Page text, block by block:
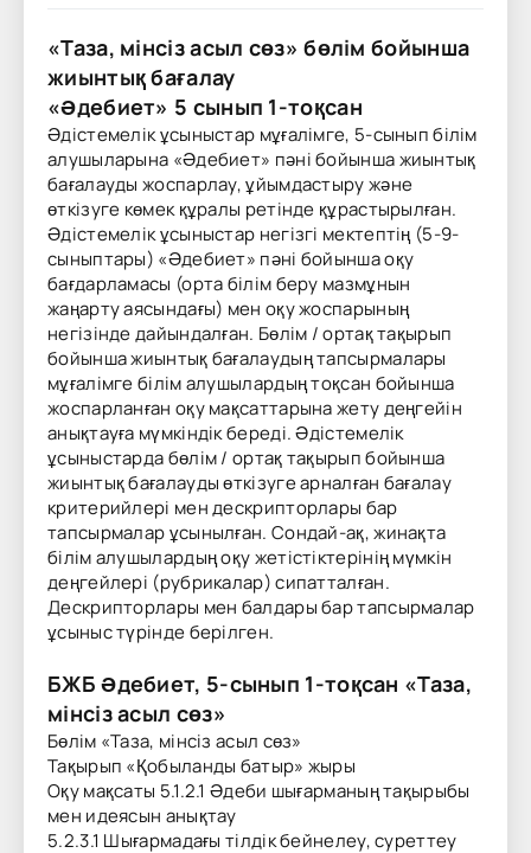
«Таза, мінсіз асыл сөз»бөлім бойынша
жиынтық бағалау
«Әдебиет» 5 сынып 1-тоқсан
Әдістемелік ұсыныстар мұғалімге, 5-сынып білім
алушыларына «Әдебиет» пәні бойынша жиынтық
бағалауды жоспарлау, ұйымдастыру және
өткізуге көмек құралы ретінде құрастырылған.
Әдістемелік ұсыныстар негізгі мектептің (5-9-
сыныптары) «Әдебиет» пәні бойынша оқу
бағдарламасы (орта білім беру мазмұнын
жаңарту аясындағы) мен оқу жоспарының
негізінде дайындалған. Бөлім / ортақ тақырып
бойынша жиынтық бағалаудың тапсырмалары
мұғалімге білім алушылардың тоқсан бойынша
жоспарланған оқу мақсаттарына жету деңгейін
анықтауға мүмкіндік береді. Әдістемелік
ұсыныстарда бөлім / ортақ тақырып бойынша
жиынтық бағалауды өткізуге арналған бағалау
критерийлері мен дескрипторлары бар
тапсырмалар ұсынылған. Сондай-ақ, жинақта
білім алушылардың оқу жетістіктерінің мүмкін
деңгейлері (рубрикалар) сипатталған.
Дескрипторлары мен балдары бар тапсырмалар
ұсыныс түрінде берілген.
БЖБӘдебиет, 5-сынып 1-тоқсан «Таза,
мінсіз асыл сөз»
Бөлім «Таза, мінсіз асыл сөз»
Тақырып «Қобыланды батыр» жыры
Оқу мақсаты 5.1.2.1 Әдеби шығарманың тақырыбы
мен идеясын анықтау
5.2.3.1 Шығармадағы тілдік бейнелеу, суреттеу